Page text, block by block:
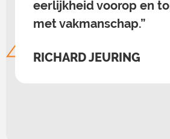
probleem. Ze hebben
even snel tijd
Kom hier zeker vaker !”